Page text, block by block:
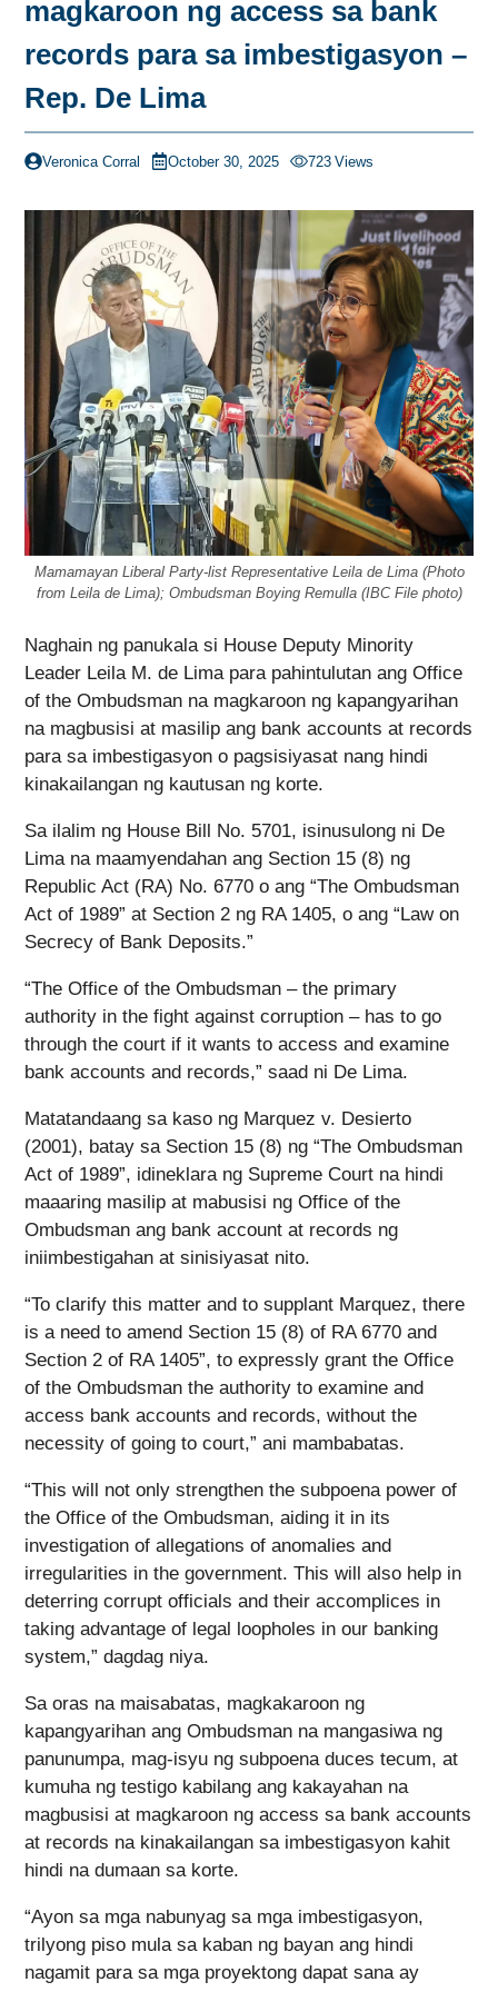
magkaroon ng access sa bank
records para sa imbestigasyon –
Rep. De Lima
Veronica Corral October 30, 2025 723 Views
Mamamayan Liberal Party-list Representative Leila de Lima (Photo
from Leila de Lima); Ombudsman Boying Remulla (IBC File photo)
Naghain ng panukala si House Deputy Minority
Leader Leila M. de Lima para pahintulutan ang Office
of the Ombudsman na magkaroon ng kapangyarihan
na magbusisi at masilip ang bank accounts at records
para sa imbestigasyon o pagsisiyasat nang hindi
kinakailangan ng kautusan ng korte.
Sa ilalim ng House Bill No. 5701, isinusulong ni De
Lima na maamyendahan ang Section 15 (8) ng
Republic Act (RA) No. 6770 o ang “The Ombudsman
Act of 1989” at Section 2 ng RA 1405, o ang “Law on
Secrecy of Bank Deposits.”
“The Office of the Ombudsman – the primary
authority in the fight against corruption – has to go
through the court if it wants to access and examine
bank accounts and records,” saad ni De Lima.
Matatandaang sa kaso ng Marquez v. Desierto
(2001), batay sa Section 15 (8) ng “The Ombudsman
Act of 1989”, idineklara ng Supreme Court na hindi
maaaring masilip at mabusisi ng Office of the
Ombudsman ang bank account at records ng
iniimbestigahan at sinisiyasat nito.
“To clarify this matter and to supplant Marquez, there
is a need to amend Section 15 (8) of RA 6770 and
Section 2 of RA 1405”, to expressly grant the Office
of the Ombudsman the authority to examine and
access bank accounts and records, without the
necessity of going to court,” ani mambabatas.
“This will not only strengthen the subpoena power of
the Office of the Ombudsman, aiding it in its
investigation of allegations of anomalies and
irregularities in the government. This will also help in
deterring corrupt officials and their accomplices in
taking advantage of legal loopholes in our banking
system,” dagdag niya.
Sa oras na maisabatas, magkakaroon ng
kapangyarihan ang Ombudsman na mangasiwa ng
panunumpa, mag-isyu ng subpoena duces tecum, at
kumuha ng testigo kabilang ang kakayahan na
magbusisi at magkaroon ng access sa bank accounts
at records na kinakailangan sa imbestigasyon kahit
hindi na dumaan sa korte.
“Ayon sa mga nabunyag sa mga imbestigasyon,
trilyong piso mula sa kaban ng bayan ang hindi
nagamit para sa mga proyektong dapat sana ay